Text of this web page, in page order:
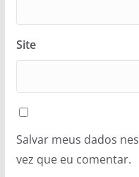
Site
Salvar meus dados
vez que eu comentar.